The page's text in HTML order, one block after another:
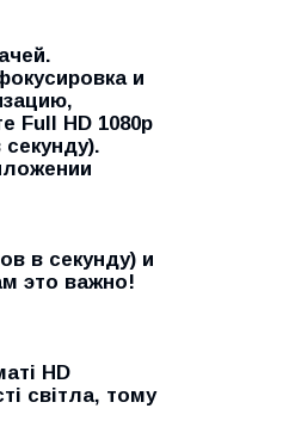
и
Full HD 1080p
в секунду) и
это важно!
HD
світла, тому